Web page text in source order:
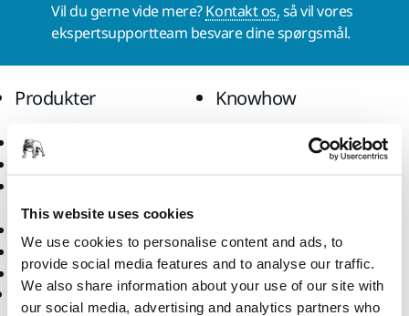
This website uses cookies
We use cookies to personalise content and ads, to
provide social media features and to analyse our traffic.
We also share information about your use of our site with
our social media, advertising and analytics partners who
Vil du gerne vide mere?Kontakt os,så vil vores
ekspertsupportteam besvare dine spørgsmål.
Produkter
Elektrisk værktøj
Støvfri slibning
polermidler
Superslibematerialer
Profilerede brands
Knowhow
Anvendelsesformål
Support Virksomhed